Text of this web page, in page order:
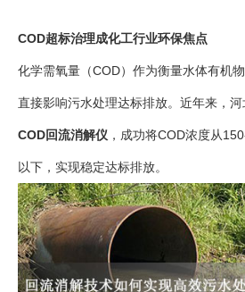
COD超标治理成化工行业环保焦点
化学需氧量（COD）作为衡量水体有机
直接影响污水处理达标排放。近年来，
COD回流消解仪 ，成功将COD浓度从
以下，实现稳定达标排放。